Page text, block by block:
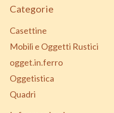
Categorie
Casettine
Mobili e Oggetti Rustici
ogget.in.ferro
Oggetistica
Quadri